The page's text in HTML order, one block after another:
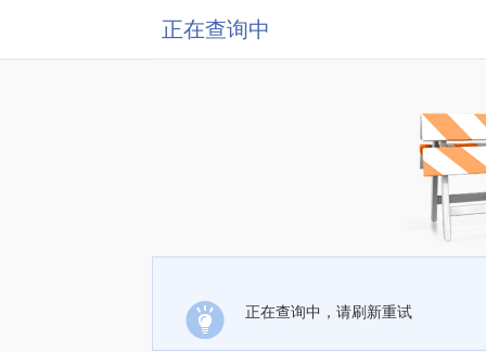
正在查询中
正在查询中，请刷新重试